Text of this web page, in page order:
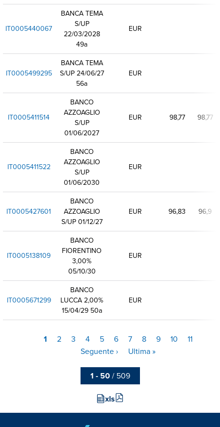
IT0005440067
BANCA TEMA
S/UP
22/03/2028
49a
EUR
IT0005499295
BANCA TEMA
S/UP 24/06/27
56a
EUR
IT0005411514
BANCO
AZZOAGLIO
S/UP
01/06/2027
EUR 98,77 98,77
IT0005411522
BANCO
AZZOAGLIO
S/UP
01/06/2030
EUR
IT0005427601
BANCO
AZZOAGLIO
S/UP 01/12/27
EUR 96,83 96,9
IT0005138109
BANCO
FIORENTINO
3,00%
05/10/30
EUR
IT0005671299
BANCO
LUCCA 2,00%
15/04/29 50a
EUR
Pagina
1 Pagina
2 Pagina
3 Pagina
4 Pagina
5 Pagina
6 Pagina
7 Pagina
8 Pagina
9 Pagina
10 Pagina
11
Seguente ›
Ultima
Ultima »
1 - 50/ 509
xls